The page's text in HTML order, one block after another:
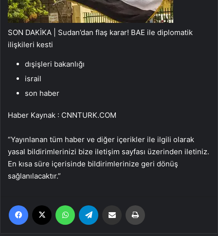
SON DAKİKA | Sudan’dan flaş karar! BAE ile diplomatik
ilişkileri kesti
dışişleri bakanlığı
israil
son haber
Haber Kaynak : CNNTURK.COM
“Yayınlanan tüm haber ve diğer içerikler ile ilgili olarak
yasal bildirimlerinizi bize iletişim sayfası üzerinden iletiniz.
En kısa süre içerisinde bildirimlerinize geri dönüş
sağlanılacaktır.”
Facebook WhatsApp Email'den paylaş